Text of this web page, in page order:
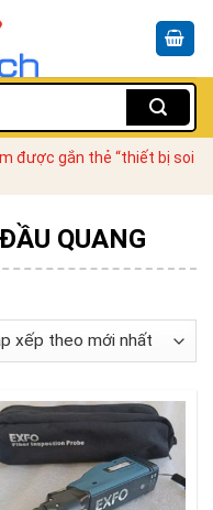
được gắn thẻ “thiết bị soi
QUANG